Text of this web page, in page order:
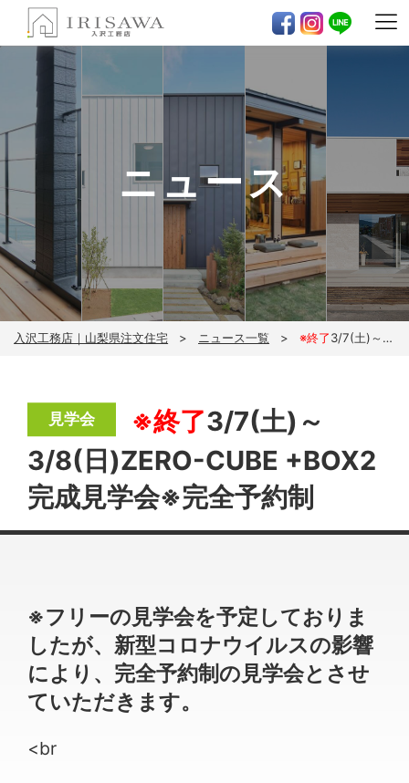
ニュース
入沢工務店｜山梨県注文住宅 ニュース一覧 ※終了3/7(土)～3/8(日)ZERO-CUBE +BOX2完成見学会※完全予約制
※終了3/7(土)～
3/8(日)ZERO-CUBE +BOX2
完成見学会※完全予約制
※フリーの見学会を予定しておりま
したが、新型コロナウイルスの影響
により、完全予約制の見学会とさせ
ていただきます。
<br